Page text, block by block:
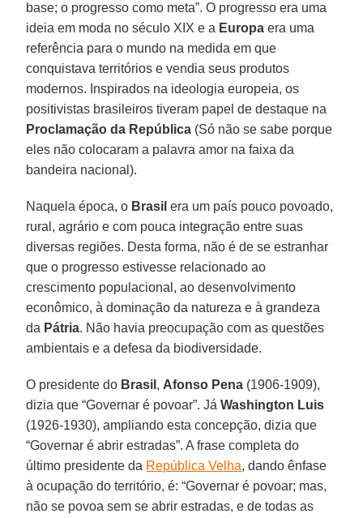
base; o progresso como meta”. O progresso era uma
ideia em moda no século XIX e a Europa era uma
referência para o mundo na medida em que
conquistava territórios e vendia seus produtos
modernos. Inspirados na ideologia europeia, os
positivistas brasileiros tiveram papel de destaque na
Proclamação da República (Só não se sabe porque
eles não colocaram a palavra amor na faixa da
bandeira nacional).
Naquela época, o Brasil era um país pouco povoado,
rural, agrário e com pouca integração entre suas
diversas regiões. Desta forma, não é de se estranhar
que o progresso estivesse relacionado ao
crescimento populacional, ao desenvolvimento
econômico, à dominação da natureza e à grandeza
da Pátria. Não havia preocupação com as questões
ambientais e a defesa da biodiversidade.
O presidente do Brasil , Afonso Pena (1906-1909),
dizia que “Governar é povoar”. JáWashington Luis
(1926-1930), ampliando esta concepção, dizia que
“Governar é abrir estradas”. A frase completa do
último presidente da República Velha, dando ênfase
à ocupação do território, é: “Governar é povoar; mas,
não se povoa sem se abrir estradas, e de todas as